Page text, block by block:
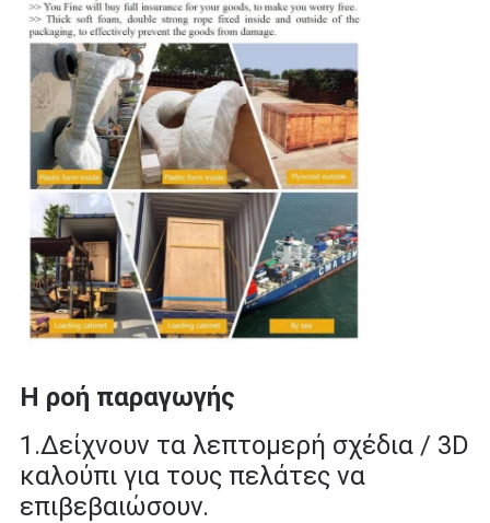
Η ροή παραγωγής
1.Δείχνουν τα λεπτομερή σχέδια / 3D
καλούπι για τους πελάτες να
επιβεβαιώσουν.